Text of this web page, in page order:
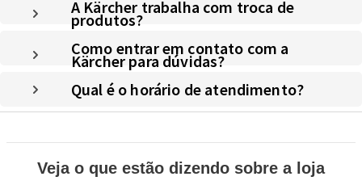
A Kärcher trabalha com troca de
produtos?
Como entrar em contato com a
Kärcher para dúvidas?
Qual é o horário de atendimento?
Veja o que estão dizendo sobre a loja